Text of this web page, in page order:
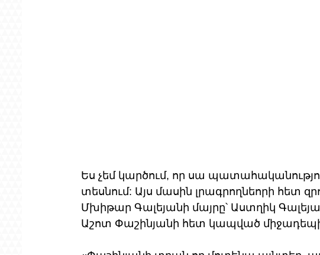
Ես չեմ կարծում, որ սա
տեսնում: Այս մասին լրագրողնեորի հետ
Մխիթար Գալեյանի մայրը՝ Աստղիկ
Աշոտ Փաշինյանի հետ կապված